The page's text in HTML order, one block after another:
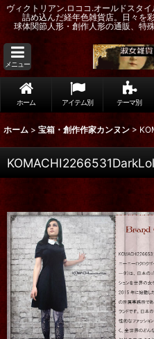
ヴィクトリアン.ロココ.オールドスタ
詰め込んだ経年色雑貨店。日々を
球体関節人形・創作人形の通販、特
メニュー
ホーム アイテム別 テーマ別
ホーム > 宝箱・創作作家カンヌン >